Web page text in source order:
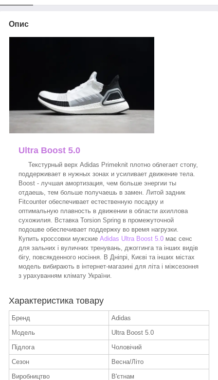
Опис
Ultra Boost 5.0
Текстурный верх Adidas Primeknit плотно облегает стопу,
поддерживает в нужных зонах и усиливает движение тела.
Boost - лучшая амортизация, чем больше энергии ты
отдаешь, тем больше получаешь в замен. Литой задник
Fitcounter обеспечивает естественную посадку и
оптимальную плавность в движении в области ахиллова
сухожилия. Вставка Torsion Spring в промежуточной
подошве обеспечивает поддержку во время нагрузки.
Купить кроссовки мужские Adidas Ultra Boost 5.0 має сенс
для зальних і вуличних тренувань, джоггинга та інших видів
бігу, повсякденного носіння. В Дніпрі, Києві та інших містах
модель вибирають в інтернет-магазині для літа і міжсезоння
з урахуванням клімату України.
Характеристика товару
Бренд
Adidas
Модель
Ultra Boost 5.0
Підлога
Чоловічий
Сезон
Весна/Літо
Виробництво
В'єтнам